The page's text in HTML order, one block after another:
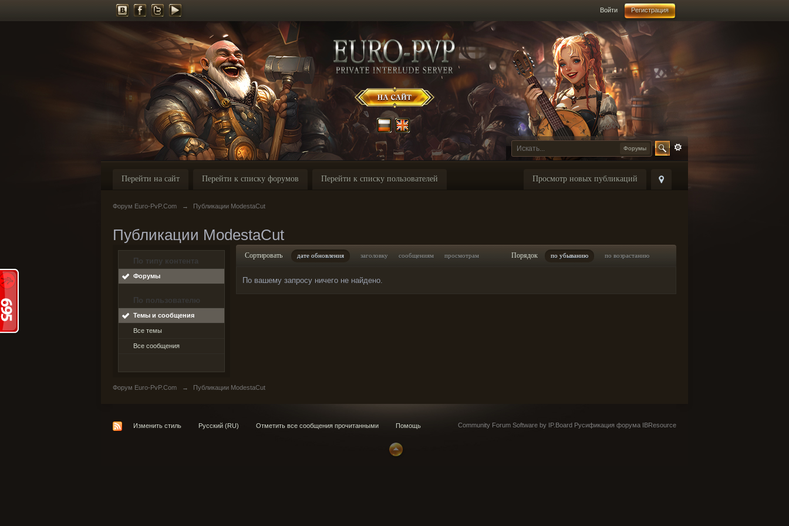
Войти Регистрация
Форумы
Просмотр новых публикаций
Перейти на сайт Перейти к списку форумов Перейти к списку пользователей
Форум Euro-PvP.Com → Публикации ModestaCut
Публикации ModestaCut
По типу контента
Форумы
По пользователю
Темы и сообщения
Все темы
Все сообщения
Сортировать дате обновления заголовку сообщениям просмотрам Порядок по убыванию по возрастанию
По вашему запросу ничего не найдено.
Форум Euro-PvP.Com → Публикации ModestaCut
Изменить стиль Русский (RU) Отметить все сообщения прочитанными Помощь Community Forum Software by IP.Board Русификация форума IBResource